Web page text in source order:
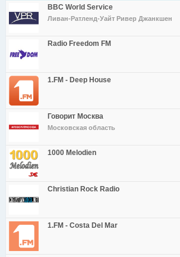
BBC World Service
Ливан-Ратленд-Уайт Ривер Джанкшен
Radio Freedom FM
1.FM - Deep House
Говорит Москва
Московская область
1000 Melodien
Christian Rock Radio
1.FM - Costa Del Mar